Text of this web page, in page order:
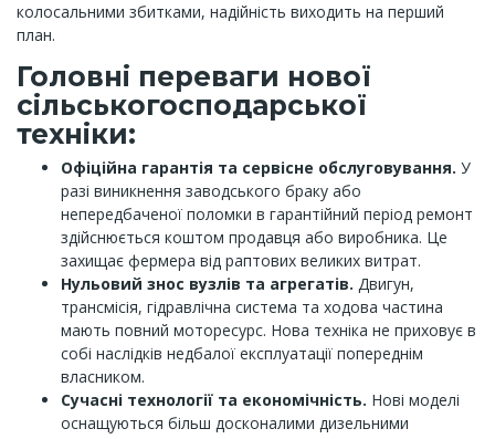
колосальними збитками, надійність виходить на перший
план.
Головні переваги нової
сільськогосподарської
техніки:
Офіційна гарантія та сервісне обслуговування. У
разі виникнення заводського браку або
непередбаченої поломки в гарантійний період ремонт
здійснюється коштом продавця або виробника. Це
захищає фермера від раптових великих витрат.
Нульовий знос вузлів та агрегатів. Двигун,
трансмісія, гідравлічна система та ходова частина
мають повний моторесурс. Нова техніка не приховує в
собі наслідків недбалої експлуатації попереднім
власником.
Сучасні технології та економічність. Нові моделі
оснащуються більш досконалими дизельними